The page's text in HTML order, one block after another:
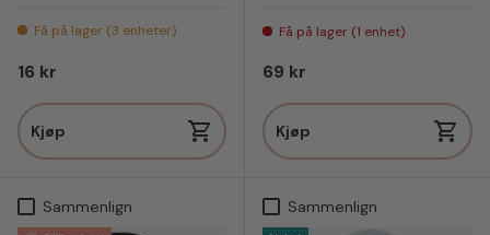
Få på lager (3 enheter)
Vanlig pris
16 kr
Kjøp
Få på lager (1 enhet)
Vanlig pris
69 kr
Kjøp
Sammenlign Sammenlign